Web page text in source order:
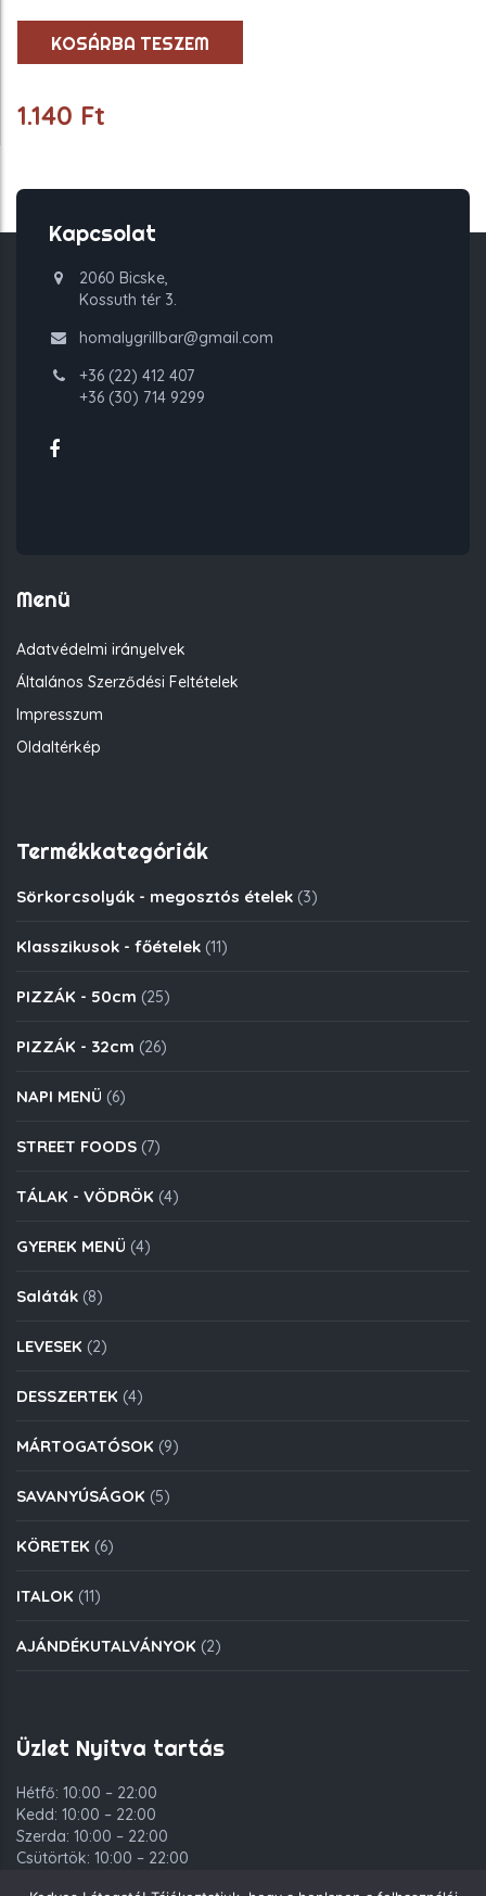
KOSÁRBA TESZEM
1.140 Ft
Kapcsolat
2060 Bicske,
Kossuth tér 3.
homalygrillbar@gmail.com
+36 (22) 412 407
+36 (30) 714 9299
Menü
Adatvédelmi irányelvek
Általános Szerződési Feltételek
Impresszum
Oldaltérkép
Termékkategóriák
Sörkorcsolyák - megosztós ételek (3)
Klasszikusok - főételek (11)
PIZZÁK - 50cm (25)
PIZZÁK - 32cm (26)
NAPI MENÜ (6)
STREET FOODS (7)
TÁLAK - VÖDRÖK (4)
GYEREK MENÜ (4)
Saláták (8)
LEVESEK (2)
DESSZERTEK (4)
MÁRTOGATÓSOK (9)
SAVANYÚSÁGOK (5)
KÖRETEK (6)
ITALOK (11)
AJÁNDÉKUTALVÁNYOK (2)
Üzlet Nyitva tartás
Hétfő: 10:00 – 22:00
Kedd: 10:00 – 22:00
Szerda: 10:00 – 22:00
Csütörtök: 10:00 – 22:00